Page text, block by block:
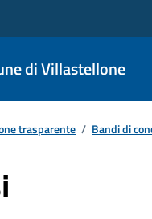
di Villastellone
trasparente / Bandi di